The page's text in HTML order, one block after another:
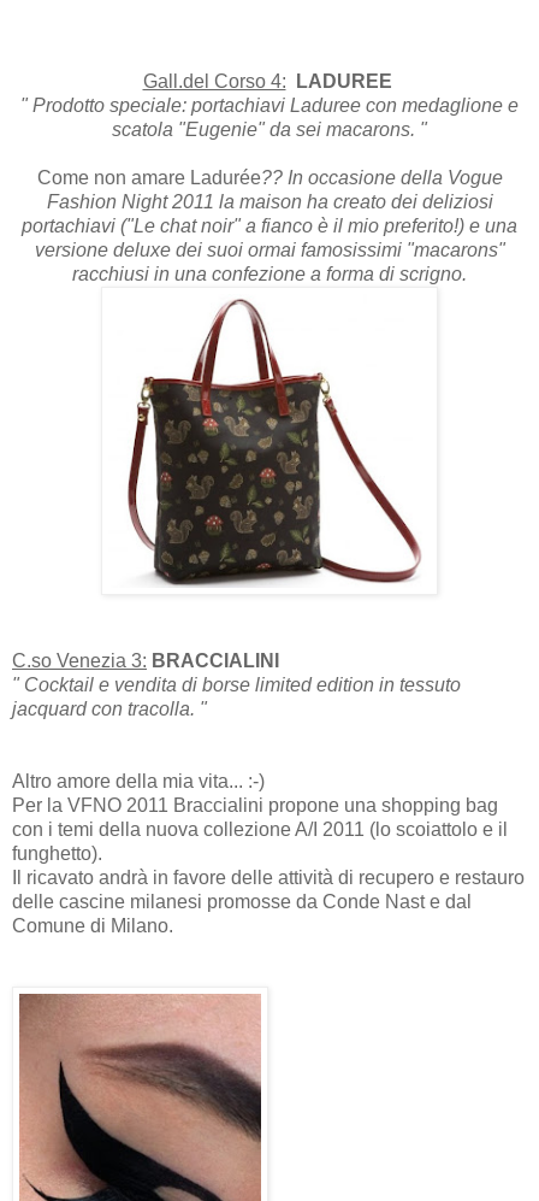
Gall.del Corso 4:
LADUREE
" Prodotto speciale: portachiavi Laduree con medaglione e
scatola "Eugenie" da sei macarons. "
Come non amareLadurée?? In occasione della Vogue
Fashion Night 2011 la maison ha creato dei deliziosi
portachiavi ("Le chat noir" a fianco è il mio preferito!) e una
versione deluxe dei suoi ormai famosissimi "macarons"
racchiusi in una confezione a forma di scrigno.
C.so Venezia 3: BRACCIALINI
" Cocktail e vendita di borse limited edition in tessuto
jacquard con tracolla. "
Altro amore della mia vita... :-)
Per la VFNO 2011 Braccialini propone una shopping bag
con i temi della nuova collezione A/I 2011 (lo scoiattolo e il
funghetto).
Il ricavato andrà in favore delle attività di recupero e restauro
delle cascine milanesi promosse da Conde Nast e dal
Comune di Milano.